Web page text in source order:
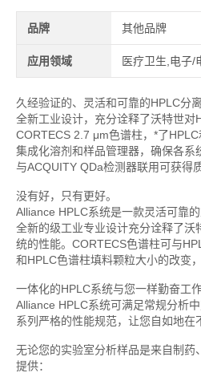
品牌 其他品牌
应用领域 医疗卫生,电子/
久经验证的、灵活和可靠的HPLC分
全新工业设计，充分诠释了沃特世对
CORTECS 2.7 μm色谱柱，*了
集成化溶剂和样品管理器，确保各系
与ACQUITY QDa检测器联用可获得
没有好，只有更好。
Alliance HPLC系统是一款灵活可靠
全新的级工业专业设计充分诠释了
统的性能。CORTECS色谱柱可与
和HPLC色谱柱填料颗粒大小的改变
一体化的HPLC系统与您一样勤奋工作
Alliance HPLC系统可满足常规分析
系列严格的性能规范，让您自如地
无论您的实验室分析样品是来自制
提供：